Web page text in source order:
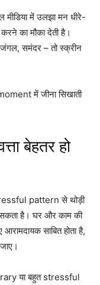
में उलझा मन धीरे-
का मौका देती है।
समंदर – तो स्क्रीन
में जीना सिखाती
बेहतर हो
pattern से थोड़ी
है। घर और काम की
साबित होता है,
या बहुत stressful